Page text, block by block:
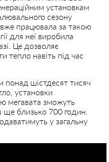
установкам
сезону
працювала за такою
для неї виробила
Це дозволяє
тепло навіть під час
понад шістдесят тисяч
установки
мегавата зможуть
ще близько 700 годин.
у загальну